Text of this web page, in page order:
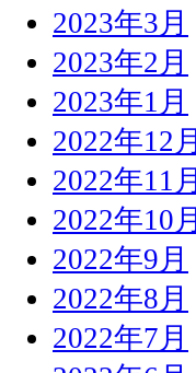
2023年3月
2023年2月
2023年1月
2022年12月
2022年11月
2022年10月
2022年9月
2022年8月
2022年7月